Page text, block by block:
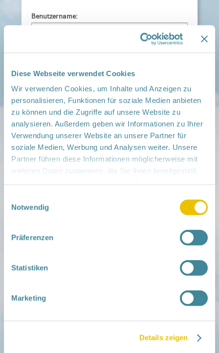
Diese Webseite verwendet Cookies
Wir verwenden Cookies, um Inhalte und Anzeigen zu
personalisieren, Funktionen für soziale Medien anbieten
zu können und die Zugriffe auf unsere Website zu
analysieren. Außerdem geben wir Informationen zu Ihrer
Verwendung unserer Website an unsere Partner für
soziale Medien, Werbung und Analysen weiter. Unsere
Partner führen diese Informationen möglicherweise mit
weiteren Daten zusammen, die Sie ihnen bereitgestellt
Notwendig
Präferenzen
Statistiken
Marketing
Details zeigen
Benutzername:
Passwort vergessen?
Infos für Familien
Zu deiner Region
Netzwerk-Nachrichten
Netzwerk